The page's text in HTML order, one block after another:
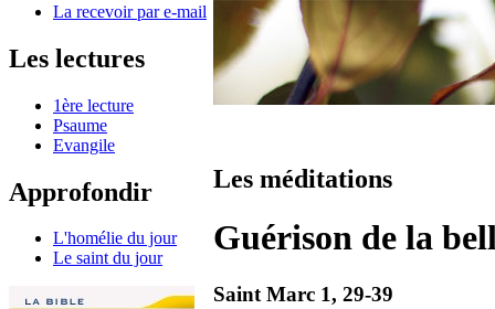
La recevoir par e-mail
Les lectures
1ère lecture
Psaume
Evangile
Approfondir
L'homélie du jour
Le saint du jour
Les méditations
Guérison de la
Saint Marc 1, 29-39